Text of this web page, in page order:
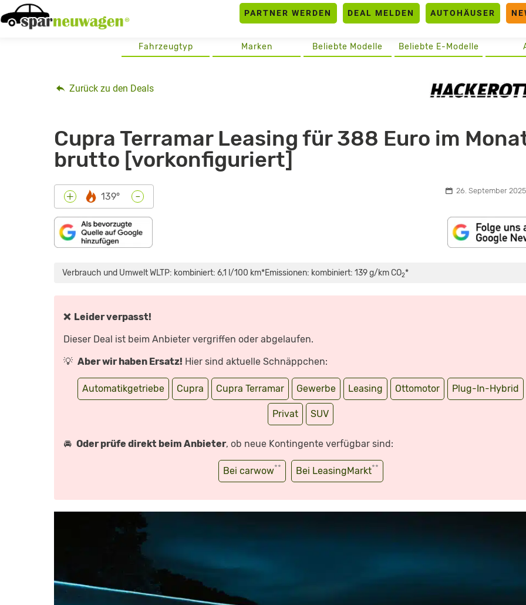
Skip
to
PARTNER WERDEN DEAL MELDEN AUTOHÄUSER
Beliebte E-Modelle
Beliebte Modelle
Marken
Fahrzeugtyp
Zurück zu den Deals
Cupra Terramar Leasing für 388 Euro im
brutto [vorkonfiguriert]
+ 139° - 26. September
Verbrauch und Umwelt WLTP: kombiniert: 6,1 l/100 km*Emissionen: kombiniert: 139 g/km CO2*
❌ Leider verpasst!
Dieser Deal ist beim Anbieter vergriffen oder abgelaufen.
💡 Aber wir haben Ersatz! Hier sind aktuelle Schnäppchen:
Automatikgetriebe Cupra Cupra Terramar Gewerbe Leasing Ottomotor Plug-In-Hybrid
Privat SUV
🚘 Oder prüfe direkt beim Anbieter, ob neue Kontingente verfügbar sind:
Bei carwow** Bei LeasingMarkt**
NEUES
SUV
GENEN
MOTOR
VON